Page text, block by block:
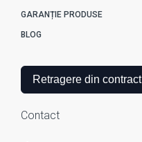
GARANȚIE PRODUSE
BLOG
Retragere din contract
Contact